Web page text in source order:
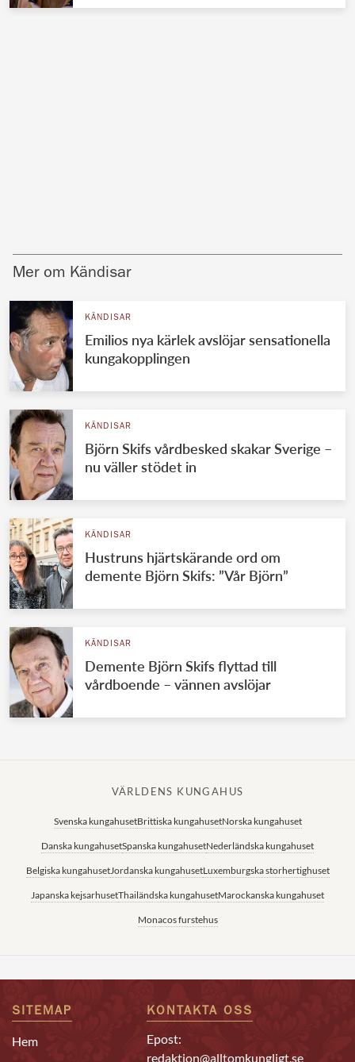
Mer om Kändisar
KÄNDISAR
Emilios nya kärlek avslöjar sensationella
kungakopplingen
KÄNDISAR
Björn Skifs vårdbesked skakar Sverige –
nu väller stödet in
KÄNDISAR
Hustruns hjärtskärande ord om
demente Björn Skifs: ”Vår Björn”
KÄNDISAR
Demente Björn Skifs flyttad till
vårdboende – vännen avslöjar
VÄRLDENS KUNGAHUS
Svenska kungahusetBrittiska kungahusetNorska kungahuset
Danska kungahusetSpanska kungahusetNederländska kungahuset
Belgiska kungahusetJordanska kungahusetLuxemburgska storhertighuset
Japanska kejsarhusetThailändska kungahusetMarockanska kungahuset
Monacos furstehus
SITEMAP
Hem
KONTAKTA OSS
Epost:
redaktion@alltomkungligt.se